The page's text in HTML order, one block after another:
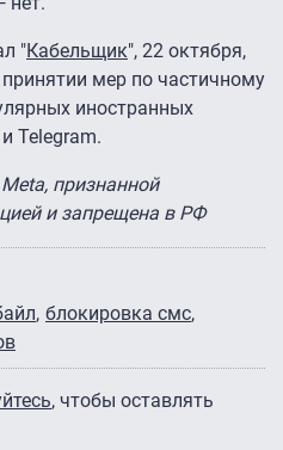
"Кабельщик", 22 октября,
мер по частичному
иностранных
Telegram.
признанной
и запрещена в РФ
блокировка смс
, чтобы оставлять